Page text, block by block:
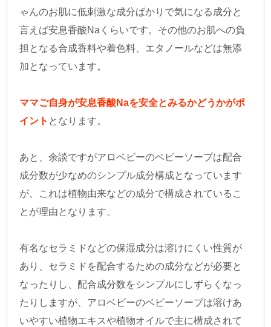
ゃんのお肌に低刺激な成分ばかりで気になる成分と
言えば安息香酸Naくらいです。その他のお肌への負
担となる合成香料や着色料、エタノールなどは無添
加となっています。
ママご自身が安息香酸Naを安全とみるかどうかがポ
イント となります。
あと、余談ですがアロベビーのベビーソープは配合
成分数が少なめのシンプル成分構成となっています
が、これは植物由来などの成分で構成されているこ
とが理由となります。
有名なセラミドなどの保湿成分は溶けにくい性質が
あり、セラミドを配合するための成分などが必要と
なったりし、配合成分数をシンプルにしずらくなっ
たりしますが、アロベビーのベビーソープは溶けあ
いやすい植物エキスや植物オイルで主に構成されて